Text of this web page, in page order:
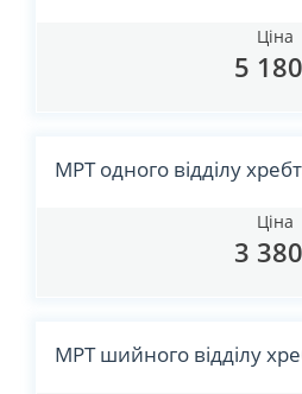
Ціна
5 180
МРТ одного відділу
Ціна
3 380
МРТ шийного відділу